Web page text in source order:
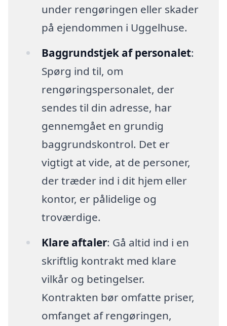
under rengøringen eller skader
på ejendommen i Uggelhuse.
Baggrundstjek af personalet:
Spørg ind til, om
rengøringspersonalet, der
sendes til din adresse, har
gennemgået en grundig
baggrundskontrol. Det er
vigtigt at vide, at de personer,
der træder ind i dit hjem eller
kontor, er pålidelige og
troværdige.
Klare aftaler: Gå altid ind i en
skriftlig kontrakt med klare
vilkår og betingelser.
Kontrakten bør omfatte priser,
omfanget af rengøringen,